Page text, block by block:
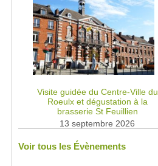
Visite guidée du Centre-Ville du
Roeulx et dégustation à la
brasserie St Feuillien
13 septembre 2026
Voir tous les Évènements